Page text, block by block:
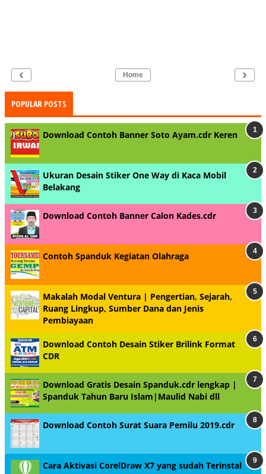
‹ ›
Home
POPULAR POSTS
Download Contoh Banner Soto Ayam.cdr Keren
Ukuran Desain Stiker One Way di Kaca Mobil
Belakang
Download Contoh Banner Calon Kades.cdr
Contoh Spanduk Kegiatan Olahraga
Makalah Modal Ventura | Pengertian, Sejarah,
Ruang Lingkup, Sumber Dana dan Jenis
Pembiayaan
Download Contoh Desain Stiker Brilink Format
CDR
Download Gratis Desain Spanduk.cdr lengkap |
Spanduk Tahun Baru Islam|Maulid Nabi dll
Download Contoh Surat Suara Pemilu 2019.cdr
Cara Aktivasi CorelDraw X7 yang sudah Terinstal